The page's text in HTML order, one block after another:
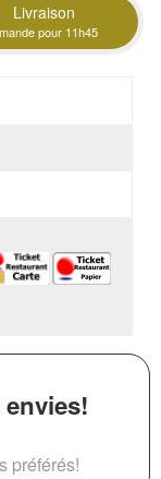
Livraison
pour 11h45
préférés!